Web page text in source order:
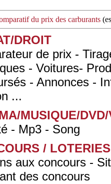
du prix des carburants
DROIT
de prix -
- Voitures-
- Annonces -
...
MUSIQUE/
- Mp3 - Song
/ LOTERIES
aux concours -
des concours